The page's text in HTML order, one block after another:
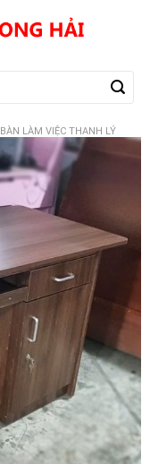
BÀN LÀM VIỆC THANH LÝ